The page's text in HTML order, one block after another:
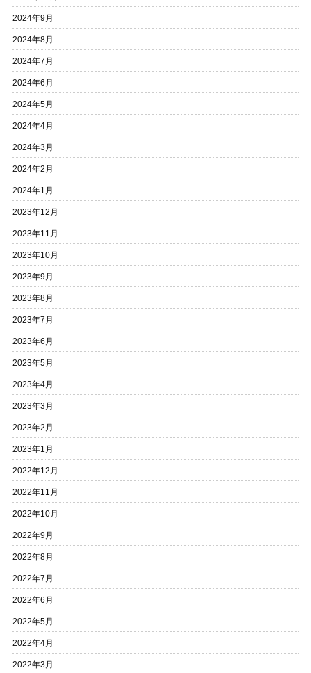
2024年9月
2024年8月
2024年7月
2024年6月
2024年5月
2024年4月
2024年3月
2024年2月
2024年1月
2023年12月
2023年11月
2023年10月
2023年9月
2023年8月
2023年7月
2023年6月
2023年5月
2023年4月
2023年3月
2023年2月
2023年1月
2022年12月
2022年11月
2022年10月
2022年9月
2022年8月
2022年7月
2022年6月
2022年5月
2022年4月
2022年3月